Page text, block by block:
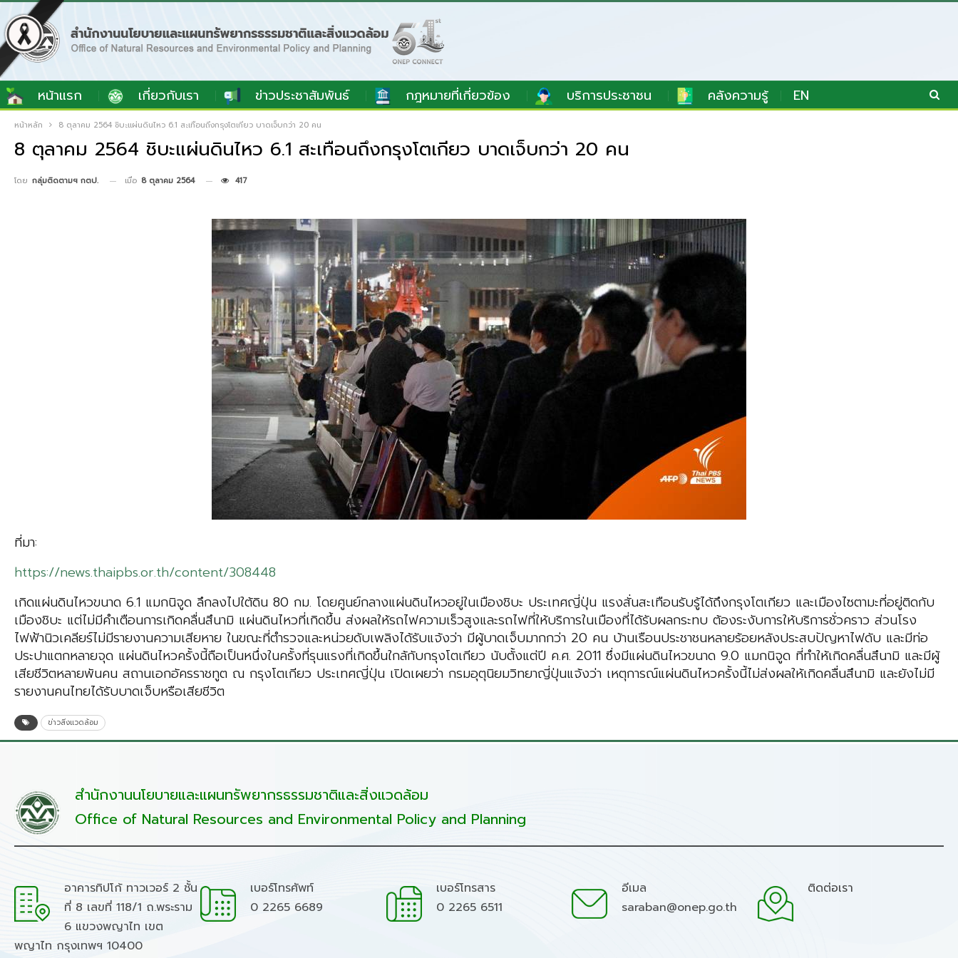
หน้าแรก เกี่ยวกับเรา ข่าวประชาสัมพันธ์ กฎหมายที่เกี่ยวข้อง บริการประชาชน คลังความรู้ EN
หน้าหลัก 8 ตุลาคม 2564 ชิบะแผ่นดินไหว 6.1 สะเทือนถึงกรุงโตเกียว บาดเจ็บกว่า 20 คน
8 ตุลาคม 2564 ชิบะแผ่นดินไหว 6.1 สะเทือนถึงกรุงโตเกียว บาดเจ็บกว่า 20 คน
โดย กลุ่มติดตามฯ กตป. เมื่อ 8 ตุลาคม 2564 417
ที่มา:
https://news.thaipbs.or.th/content/308448
เกิดแผ่นดินไหวขนาด 6.1 แมกนิจูด ลึกลงไปใต้ดิน 80 กม. โดยศูนย์กลางแผ่นดินไหวอยู่ในเมืองชิบะ ประเทศญี่ปุ่น แรงสั่นสะเทือนรับรู้ได้ถึงกรุงโตเกียว และเมืองไซตามะที่อยู่ติดกับ
เมืองชิบะ แต่ไม่มีคำเตือนการเกิดคลื่นสึนามิ แผ่นดินไหวที่เกิดขึ้น ส่งผลให้รถไฟความเร็วสูงและรถไฟที่ให้บริการในเมืองที่ได้รับผลกระทบ ต้องระงับการให้บริการชั่วคราว ส่วนโรง
ไฟฟ้านิวเคลียร์ไม่มีรายงานความเสียหาย ในขณะที่ตำรวจและหน่วยดับเพลิงได้รับแจ้งว่า มีผู้บาดเจ็บมากกว่า 20 คน บ้านเรือนประชาชนหลายร้อยหลังประสบปัญหาไฟดับ และมีท่อ
ประปาแตกหลายจุด แผ่นดินไหวครั้งนี้ถือเป็นหนึ่งในครั้งที่รุนแรงที่เกิดขึ้นใกล้กับกรุงโตเกียว นับตั้งแต่ปี ค.ศ. 2011 ซึ่งมีแผ่นดินไหวขนาด 9.0 แมกนิจูด ที่ทำให้เกิดคลื่นสึนามิ และมีผู้
เสียชีวิตหลายพันคน สถานเอกอัครราชทูต ณ กรุงโตเกียว ประเทศญี่ปุ่น เปิดเผยว่า กรมอุตุนิยมวิทยาญี่ปุ่นแจ้งว่า เหตุการณ์แผ่นดินไหวครั้งนี้ไม่ส่งผลให้เกิดคลื่นสึนามิ และยังไม่มี
รายงานคนไทยได้รับบาดเจ็บหรือเสียชีวิต
ข่าวสิ่งแวดล้อม
สำนักงานนโยบายและแผนทรัพยากรธรรมชาติและสิ่งแวดล้อม
Office of Natural Resources and Environmental Policy and Planning
อาคารทิปโก้ ทาวเวอร์ 2 ชั้น
ที่ 8 เลขที่ 118/1 ถ.พระราม
6 แขวงพญาไท เขต
พญาไท กรุงเทพฯ 10400
เบอร์โทรศัพท์
0 2265 6689
เบอร์โทรสาร
0 2265 6511
อีเมล
saraban@onep.go.th
ติดต่อเรา